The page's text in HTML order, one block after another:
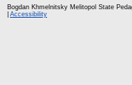
Bogdan Khmelnitsky Melitopol State
Accessibility